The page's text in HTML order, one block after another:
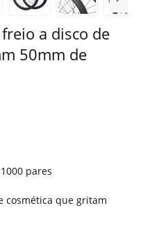
a disco de
50mm de
1000 pares
cosmética que gritam